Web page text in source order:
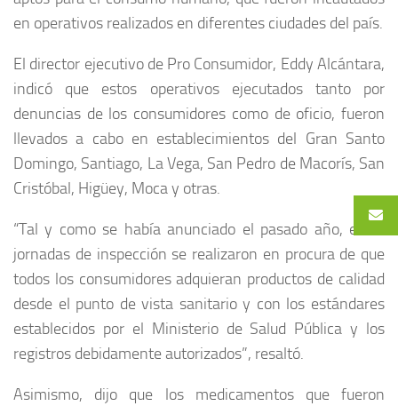
en operativos realizados en diferentes ciudades del país.
El director ejecutivo de Pro Consumidor, Eddy Alcántara,
indicó que estos operativos ejecutados tanto por
denuncias de los consumidores como de oficio, fueron
llevados a cabo en establecimientos del Gran Santo
Domingo, Santiago, La Vega, San Pedro de Macorís, San
Cristóbal, Higüey, Moca y otras.
“Tal y como se había anunciado el pasado año, estas
jornadas de inspección se realizaron en procura de que
todos los consumidores adquieran productos de calidad
desde el punto de vista sanitario y con los estándares
establecidos por el Ministerio de Salud Pública y los
registros debidamente autorizados”, resaltó.
Asimismo, dijo que los medicamentos que fueron